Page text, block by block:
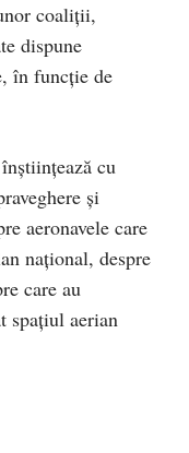
coaliții,
dispune
în funcție de
cu
și
aeronavele care
național, despre
care au
spațiul aerian